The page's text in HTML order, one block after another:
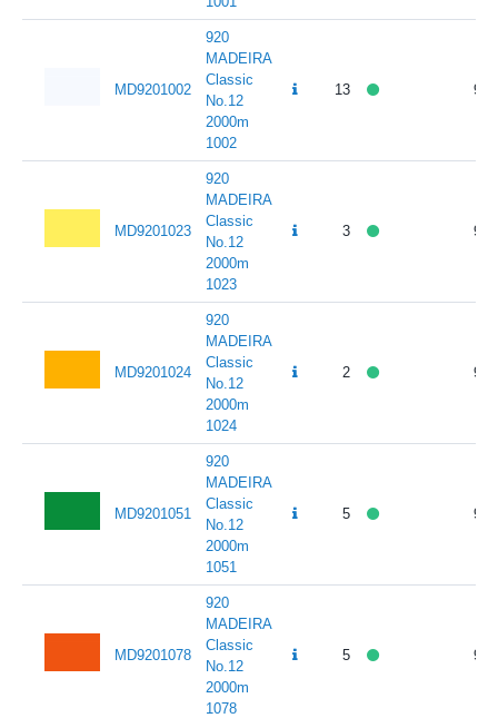
MD9201002
920
MADEIRA
Classic
No.12
2000m
1002
13
MD9201023
920
MADEIRA
Classic
No.12
2000m
1023
3
MD9201024
920
MADEIRA
Classic
No.12
2000m
1024
2
MD9201051
920
MADEIRA
Classic
No.12
2000m
1051
5
MD9201078
920
MADEIRA
Classic
No.12
2000m
1078
5